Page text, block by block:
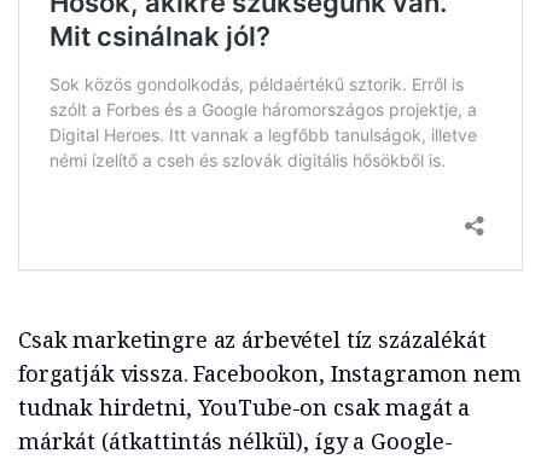
Csak marketingre az árbevétel tíz százalékát
forgatják vissza. Facebookon, Instagramon nem
tudnak hirdetni, YouTube-on csak magát a
márkát (átkattintás nélkül), így a Google-